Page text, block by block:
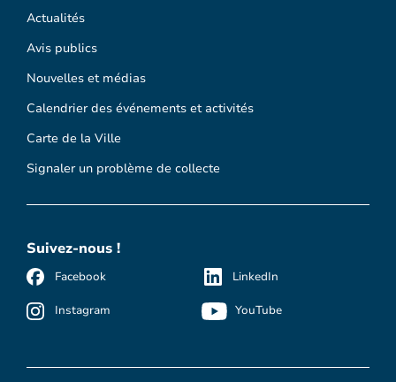
Actualités
Avis publics
Nouvelles et médias
Calendrier des événements et activités
Carte de la Ville
Signaler un problème de collecte
Suivez-nous !
Facebook
Instagram
LinkedIn
YouTube